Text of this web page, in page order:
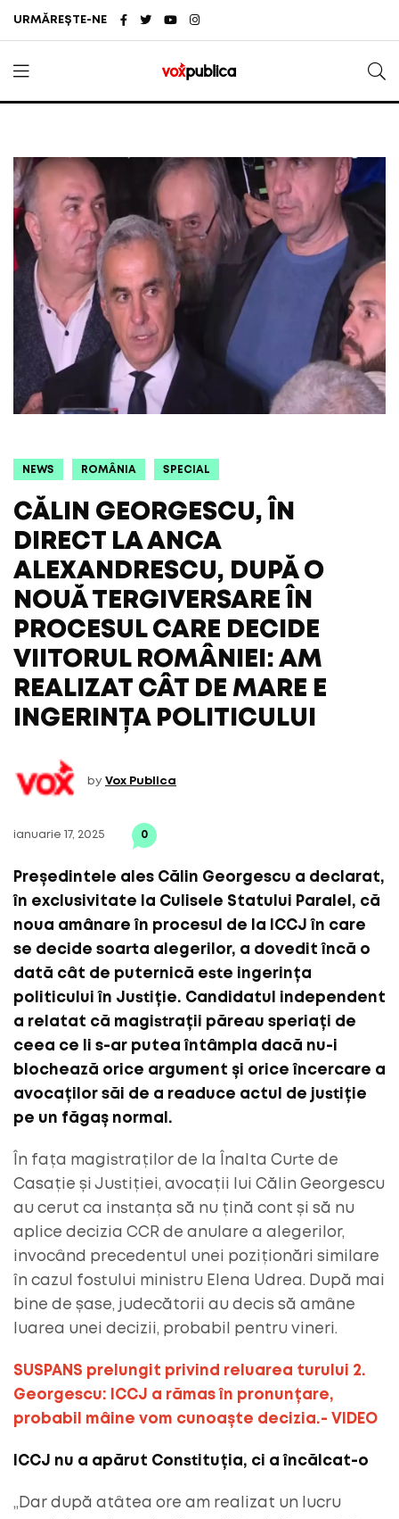
URMĂREȘTE-NE
NEWS ROMÂNIA SPECIAL
CĂLIN GEORGESCU, ÎN
DIRECT LA ANCA
ALEXANDRESCU, DUPĂ O
NOUĂ TERGIVERSARE ÎN
PROCESUL CARE DECIDE
VIITORUL ROMÂNIEI: AM
REALIZAT CÂT DE MARE E
INGERINȚA POLITICULUI
by Vox Publica
ianuarie 17, 2025 0
Președintele ales Călin Georgescu a declarat,
în exclusivitate la Culisele Statului Paralel, că
noua amânare în procesul de la ICCJ în care
se decide soarta alegerilor, a dovedit încă o
dată cât de puternică este ingerința
politicului în Justiție. Candidatul independent
a relatat că magistrații păreau speriați de
ceea ce li s-ar putea întâmpla dacă nu-i
blochează orice argument și orice încercare a
avocaților săi de a readuce actul de justiție
pe un făgaș normal.
În fața magistraților de la Înalta Curte de
Casație și Justiției, avocații lui Călin Georgescu
au cerut ca instanța să nu țină cont și să nu
aplice decizia CCR de anulare a alegerilor,
invocând precedentul unei poziționări similare
în cazul fostului ministru Elena Udrea. După mai
bine de șase, judecătorii au decis să amâne
luarea unei decizii, probabil pentru vineri.
SUSPANS prelungit privind reluarea turului 2.
Georgescu: ICCJ a rămas în pronunțare,
probabil mâine vom cunoaște decizia.- VIDEO
ICCJ nu a apărut Constituția, ci a încălcat-o
„Dar după atâtea ore am realizat un lucru